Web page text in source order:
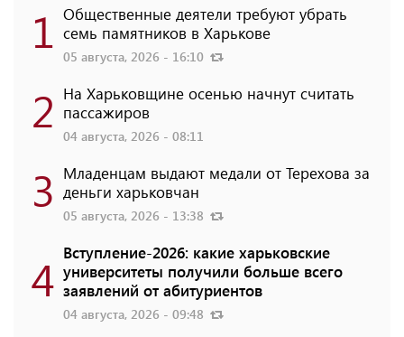
1 Общественные деятели требуют убрать
семь памятников в Харькове
05 августа, 2026 - 16:10
2 На Харьковщине осенью начнут считать
пассажиров
04 августа, 2026 - 08:11
3 Младенцам выдают медали от Терехова за
деньги харьковчан
05 августа, 2026 - 13:38
4 Вступление-2026: какие харьковские
университеты получили больше всего
заявлений от абитуриентов
04 августа, 2026 - 09:48